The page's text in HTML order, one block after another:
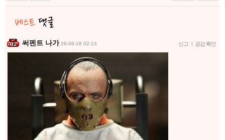
써펜트 나가 26-06-16 02:13 신고 | 공감 확인